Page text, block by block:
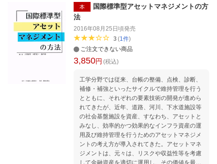
本
国際標準型アセットマネジメントの方
法
2016年08月25日頃発売
3(1件)
ご注文できない商品
3,850円 (税込)
工学分野では従来、台帳の整備、点検、診断、
補修・補強といったサイクルで維持管理を行う
とともに、それぞれの要素技術の開発が進めら
れてきたが、近年、道路、河川、下水道施設等
の社会基盤施設を資産、すなわち、アセットと
みなし、効率的かつ効果的なインフラ資産の運
用及び維持管理を行うためのアセットマネジメ
ントの考え方が導入されてきた。アセットマネ
ジメントは、元々は、リスクや収益性等を考慮
して金融資産を適切に運用し、その価値を最大